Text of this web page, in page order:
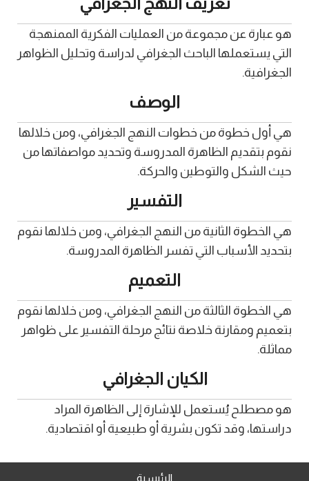
هو عبارة عن مجموعة من العمليات الفكرية الممنهجة
التي يستعملها الباحث الجغرافي لدراسة وتحليل الظواهر
الجغرافية.
الوصف
هي أول خطوة من خطوات النهج الجغرافي، ومن خلالها
نقوم بتقديم الظاهرة المدروسة وتحديد مواصفاتها من
حيث الشكل والتوطين والحركة.
التفسير
هي الخطوة الثانية من النهج الجغرافي، ومن خلالها نقوم
بتحديد الأسباب التي تفسر الظاهرة المدروسة.
التعميم
هي الخطوة الثالثة من النهج الجغرافي، ومن خلالها نقوم
بتعميم ومقارنة خلاصة نتائج مرحلة التفسير على ظواهر
مماثلة.
الكيان الجغرافي
هو مصطلح يُستعمل للإشارة إلى الظاهرة المراد
دراستها، وقد تكون بشرية أو طبيعية أو اقتصادية.
الرئيسية